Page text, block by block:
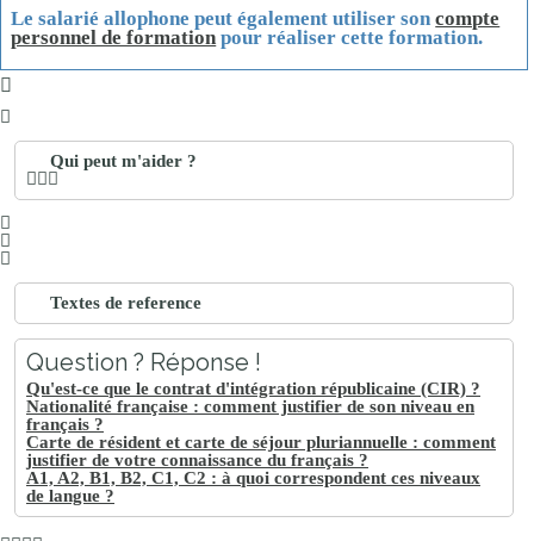
Le salarié allophone peut également utiliser soncompte
personnel de formation pour réaliser cette formation.
Qui peut m'aider ?
Textes de reference
Question ? Réponse !
Qu'est-ce que le contrat d'intégration républicaine (CIR) ?
Nationalité française : comment justifier de son niveau en
français ?
Carte de résident et carte de séjour pluriannuelle : comment
justifier de votre connaissance du français ?
A1, A2, B1, B2, C1, C2 : à quoi correspondent ces niveaux
de langue ?